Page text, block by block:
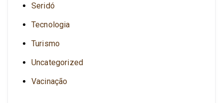
Seridó
Tecnologia
Turismo
Uncategorized
Vacinação